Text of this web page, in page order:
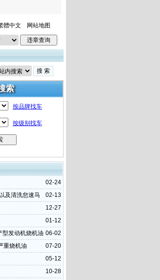
體中文 网站地图
02-24
02-13
及清洗怠速马
12-27
01-12
06-02
发动机烧机油
07-20
重烧机油
05-12
10-28